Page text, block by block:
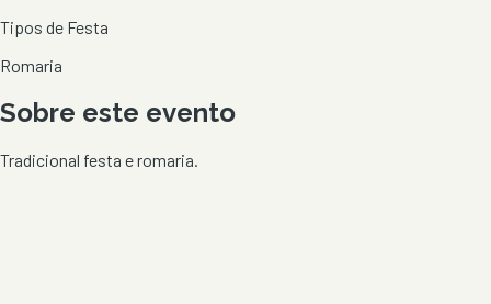
Tipos de Festa
Romaria
Sobre este evento
Tradicional festa e romaria.